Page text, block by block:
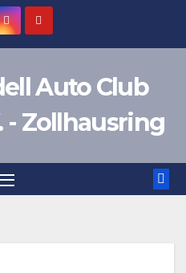
Auto Club
- Zollhausring